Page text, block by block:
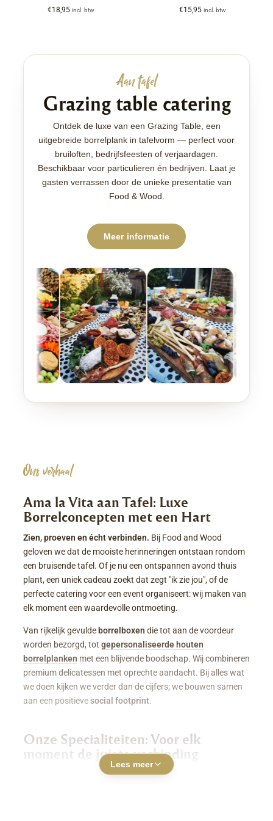
€18,95 incl. btw €15,95 incl. btw
Aan tafel
Grazing table catering
Ontdek de luxe van een Grazing Table, een
uitgebreide borrelplank in tafelvorm — perfect voor
bruiloften, bedrijfsfeesten of verjaardagen.
Beschikbaar voor particulieren én bedrijven. Laat je
gasten verrassen door de unieke presentatie van
Food & Wood.
Meer informatie
Ons verhaal
Ama la Vita aan Tafel: Luxe
Borrelconcepten met een Hart
Zien, proeven en écht verbinden. Bij Food and Wood
geloven we dat de mooiste herinneringen ontstaan rondom
een bruisende tafel. Of je nu een ontspannen avond thuis
plant, een uniek cadeau zoekt dat zegt "ik zie jou", of de
perfecte catering voor een event organiseert: wij maken van
elk moment een waardevolle ontmoeting.
Van rijkelijk gevuldeborrelboxen die tot aan de voordeur
worden bezorgd, tot gepersonaliseerde houten
borrelplanken met een blijvende boodschap. Wij combineren
premium delicatessen met oprechte aandacht. Bij alles wat
we doen kijken we verder dan de cijfers; we bouwen samen
aan een positievesocial footprint.
Onze Specialiteiten: Voor elk
moment de juiste verbinding
Luxe Borrelboxen & Borrelpakketten
Lees meer